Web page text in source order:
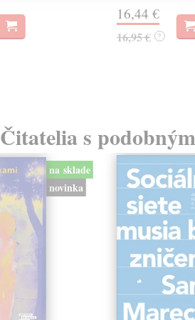
16,44 €
16,95 € ?
Čitatelia s
na sklade
novinka